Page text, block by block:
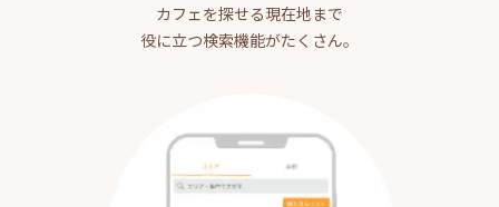
カフェを探せる現在地まで
役に立つ検索機能がたくさん。